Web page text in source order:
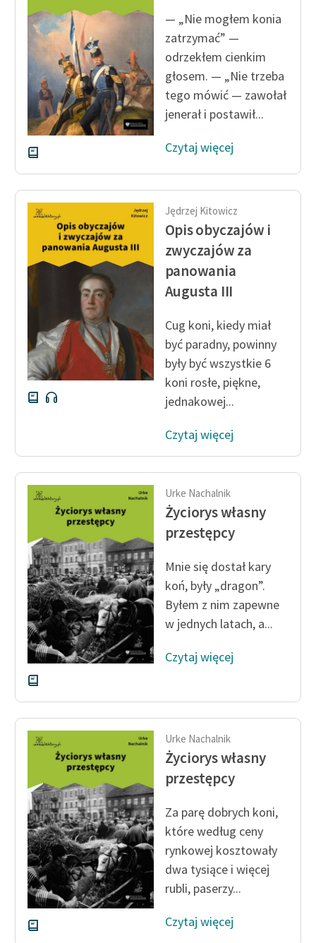
feministycznej
Ręce pełne poezji
Kolekcje edukacyjne
twórców przechodzących
do domeny publicznej,
lektur szkolnych oraz
Starego Testamentu
Odkurzamy bohaterów
Szkoła Poezji Wolnych
Lektur
Kontakt
Zasady wykorzystania
Wolnych Lektur
Polityka prywatności
Regulamin biblioteki
sprawozdania finansowe
Regulamin darowizn
Informacja o treściach
wrażliwych
Deklaracja dostępności
— „Nie mogłem konia
zatrzymać” —
odrzekłem cienkim
głosem. — „Nie trzeba
tego mówić — zawołał
jenerał i postawił...
Czytaj więcej
Jędrzej Kitowicz
Opis obyczajów i
zwyczajów za
panowania
Augusta III
Cug koni, kiedy miał
być paradny, powinny
były być wszystkie 6
koni rosłe, piękne,
jednakowej...
Czytaj więcej
Urke Nachalnik
Życiorys własny
przestępcy
Mnie się dostał kary
koń, były „dragon”.
Byłem z nim zapewne
w jednych latach, a...
Czytaj więcej
Urke Nachalnik
Życiorys własny
przestępcy
Za parę dobrych koni,
które według ceny
rynkowej kosztowały
dwa tysiące i więcej
rubli, paserzy...
Czytaj więcej